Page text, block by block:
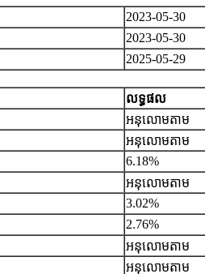
2023-05-30
2023-05-30
2025-05-29
លទ្ធផល
អនុលោមតាម
អនុលោមតាម
6.18%
អនុលោមតាម
3.02%
2.76%
អនុលោមតាម
អនុលោមតាម